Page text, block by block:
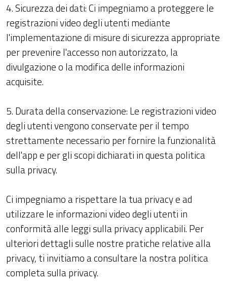
4. Sicurezza dei dati: Ci impegniamo a proteggere le
registrazioni video degli utenti mediante
l'implementazione di misure di sicurezza appropriate
per prevenire l'accesso non autorizzato, la
divulgazione o la modifica delle informazioni
acquisite.
5. Durata della conservazione: Le registrazioni video
degli utenti vengono conservate per il tempo
strettamente necessario per fornire la funzionalità
dell'app e per gli scopi dichiarati in questa politica
sulla privacy.
Ci impegniamo a rispettare la tua privacy e ad
utilizzare le informazioni video degli utenti in
conformità alle leggi sulla privacy applicabili. Per
ulteriori dettagli sulle nostre pratiche relative alla
privacy, ti invitiamo a consultare la nostra politica
completa sulla privacy.